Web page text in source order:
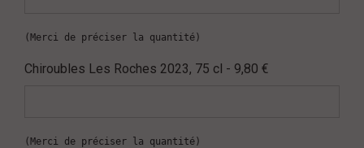
(Merci de préciser la quantité)
Chiroubles Les Roches 2023, 75 cl - 9,80 €
(Merci de préciser la quantité)